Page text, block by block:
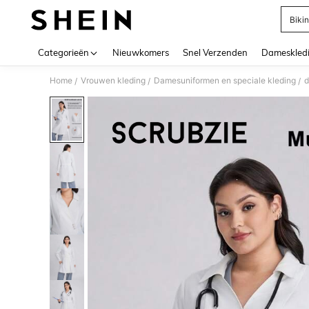
Categorieën Nieuwkomers Snel Verzenden
Home / Vrouwen kleding / Damesuniformen en speciale kleding /